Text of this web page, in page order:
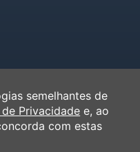
semelhantes de
Privacidade e, ao
com estas